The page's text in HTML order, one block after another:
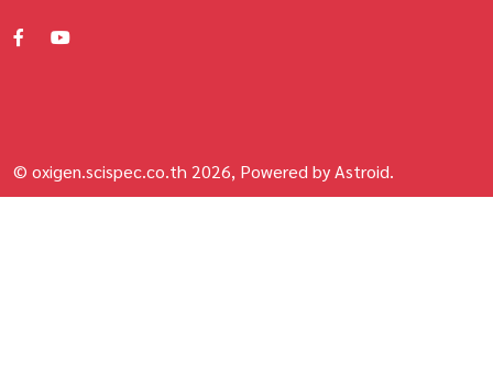
© oxigen.scispec.co.th 2026, Powered by Astroid.